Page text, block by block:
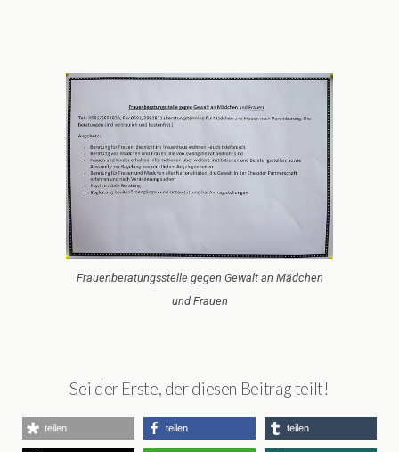
Frauenberatungsstelle gegen Gewalt an Mädchen
und Frauen
Sei der Erste, der diesen Beitrag teilt!
teilen teilen teilen